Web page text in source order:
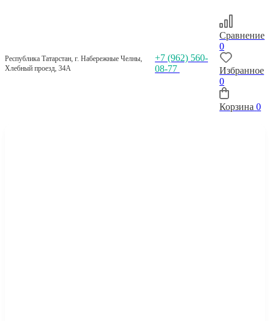
Республика Татарстан, г. Набережные Челны,
Хлебный проезд, 34А
+7 (962) 560-
08-77
Сравнение
0
Избранное
0
Корзина 0